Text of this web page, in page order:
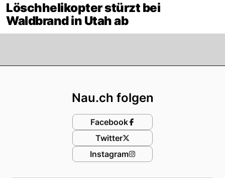
Löschhelikopter stürzt bei
Waldbrand in Utah ab
Nau.ch folgen
Facebook
Twitter
Instagram